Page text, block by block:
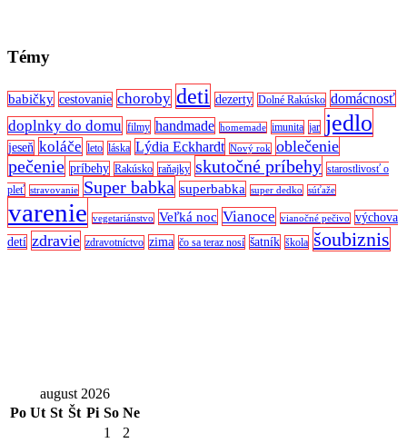
Témy
babičky cestovanie choroby deti dezerty Dolné Rakúsko domácnosť
doplnky do domu filmy handmade homemade imunita jar jedlo
jeseň koláče leto láska Lýdia Eckhardt Nový rok oblečenie
pečenie príbehy Rakúsko raňajky skutočné príbehy starostlivosť o
pleť stravovanie Super babka superbabka super dedko súťaže
varenie vegetariánstvo Veľká noc Vianoce vianočné pečivo
výchova
detí zdravie zdravotníctvo zima čo sa teraz nosí šatník škola šoubiznis
august 2026
Po Ut St Št Pi So Ne
1
2